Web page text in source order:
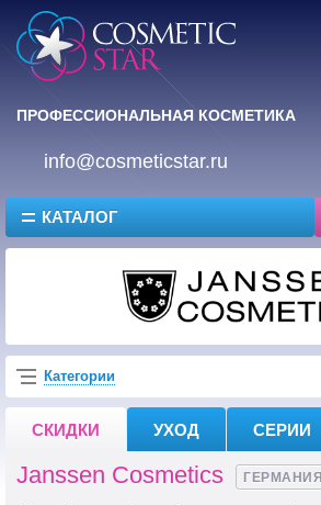
ПРОФЕССИОНАЛЬНАЯ КОСМЕТИКА
info@cosmeticstar.ru
КАТАЛОГ
Категории
СКИДКИ УХОД СЕРИИ
Janssen Cosmetics ГЕРМАНИЯ